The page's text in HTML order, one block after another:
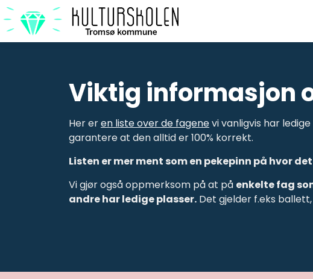
Viktig informasjon
Her eren liste over de fagenevi vanligvis har
garantere at den alltid er 100% korrekt.
Listen er mer ment som en pekepinn på hvor
Vi gjør også oppmerksom på at på enkelte fag
andre har ledige plasser. Det gjelder f.eks